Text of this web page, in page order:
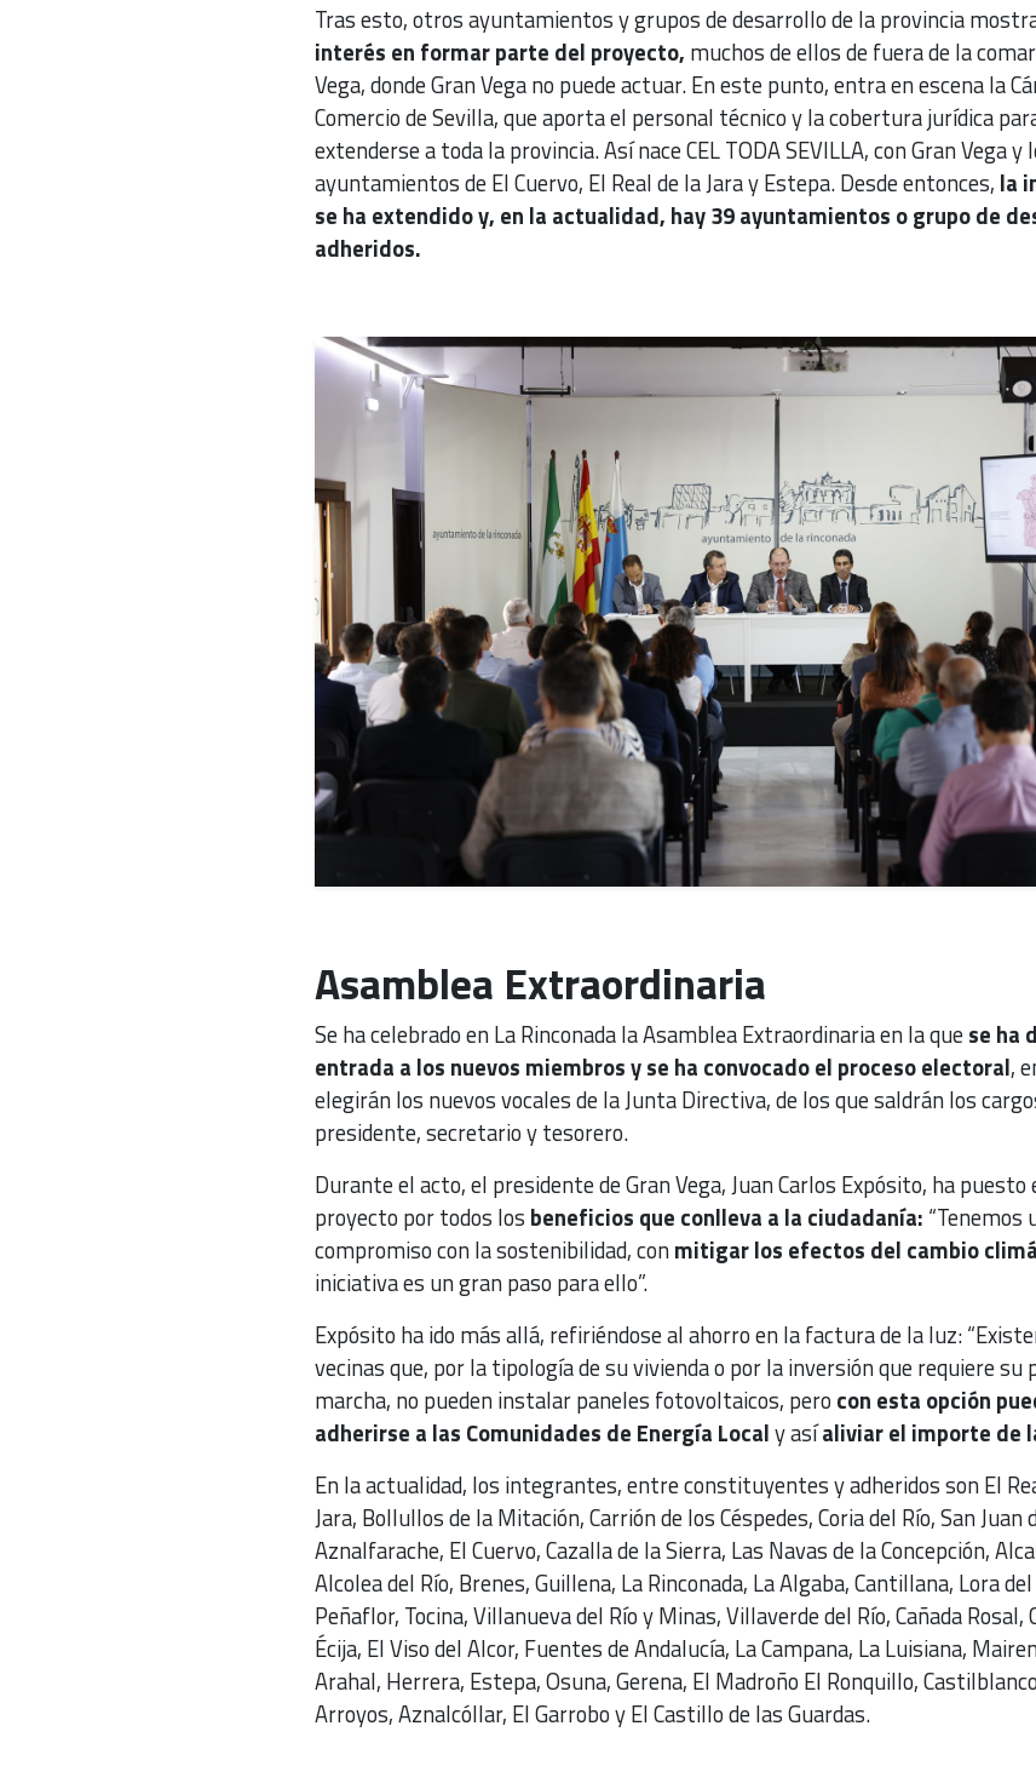
Tras esto, otros ayuntamientos y grupos de desarrollo de la provincia
interés en formar parte del proyecto, muchos de ellos de fuera de la
Vega, donde Gran Vega no puede actuar. En este punto, entra en escena la
Comercio de Sevilla, que aporta el personal técnico y la cobertura jurídica
extenderse a toda la provincia. Así nace CEL TODA SEVILLA, con Gran Vega y
ayuntamientos de El Cuervo, El Real de la Jara y Estepa. Desde entonces, la
se ha extendido y, en la actualidad, hay 39 ayuntamientos o grupo de
adheridos.
Asamblea Extraordinaria
Se ha celebrado en La Rinconada la Asamblea Extraordinaria en la quese ha
entrada a los nuevos miembros y se ha convocado el proceso electoral,
elegirán los nuevos vocales de la Junta Directiva, de los que saldrán los
presidente, secretario y tesorero.
Durante el acto, el presidente de Gran Vega, Juan Carlos Expósito, ha puesto
proyecto por todos los beneficios que conlleva a la ciudadanía: “Tenemos
compromiso con la sostenibilidad, conmitigar los efectos del cambio
iniciativa es un gran paso para ello”.
Expósito ha ido más allá, refiriéndose al ahorro en la factura de la luz:
vecinas que, por la tipología de su vivienda o por la inversión que requiere su
marcha, no pueden instalar paneles fotovoltaicos, pero con esta opción
adherirse a las Comunidades de Energía Localy asíaliviar el importe de
En la actualidad, los integrantes, entre constituyentes y adheridos son El
Jara, Bollullos de la Mitación, Carrión de los Céspedes, Coria del Río, San Juan
Aznalfarache, El Cuervo, Cazalla de la Sierra, Las Navas de la Concepción,
Alcolea del Río, Brenes, Guillena, La Rinconada, La Algaba, Cantillana, Lora del
Peñaflor, Tocina, Villanueva del Río y Minas, Villaverde del Río, Cañada Rosal,
Écija, El Viso del Alcor, Fuentes de Andalucía, La Campana, La Luisiana,
Arahal, Herrera, Estepa, Osuna, Gerena, El Madroño El Ronquillo,
Arroyos, Aznalcóllar, El Garrobo y El Castillo de las Guardas.